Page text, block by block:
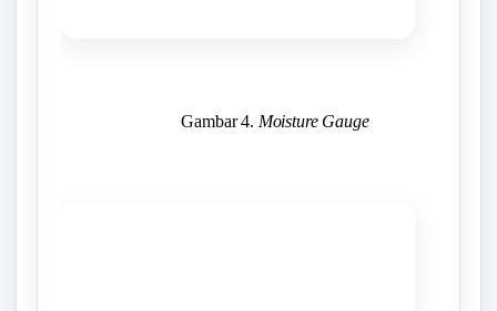
Gambar 4. Moisture Gauge